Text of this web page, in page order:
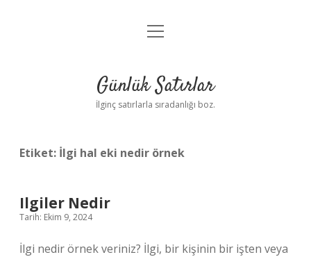
Anasayfa
Yasal Uyarı
menüyü
Günlük Satırlar
İlginç satırlarla sıradanlığı boz.
Etiket: İlgi hal eki nedir örnek
Ilgiler Nedir
Tarih: Ekim 9, 2024
İlgi nedir örnek veriniz? İlgi, bir kişinin bir işten veya